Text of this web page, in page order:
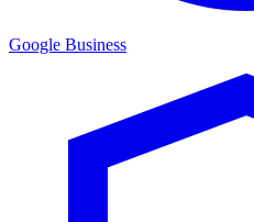
Google Business